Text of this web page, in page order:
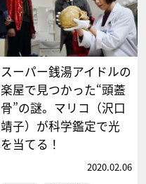
スーパー銭湯アイドルの
楽屋で見つかった“頭蓋
骨”の謎。マリコ（沢口
靖子）が科学鑑定で光
を当てる！
2020.02.06